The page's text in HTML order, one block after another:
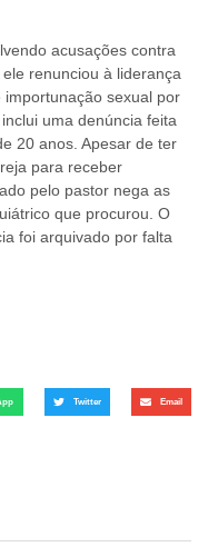
acusações contra
renunciou à liderança
sexual por
uma denúncia feita
20 anos. Apesar de ter
para receber
pelo pastor nega as
que procurou. O
foi arquivado por falta
Twitter Email